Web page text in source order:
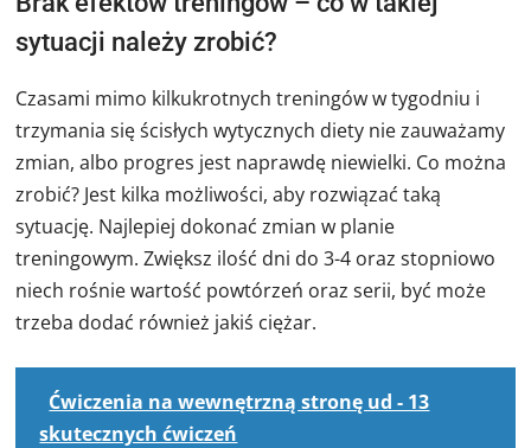
sytuacji należy zrobić?
Czasami mimo kilkukrotnych treningów w tygodniu i
trzymania się ścisłych wytycznych diety nie zauważamy
zmian, albo progres jest naprawdę niewielki. Co można
zrobić? Jest kilka możliwości, aby rozwiązać taką
sytuację. Najlepiej dokonać zmian w planie
treningowym. Zwiększ ilość dni do 3-4 oraz stopniowo
niech rośnie wartość powtórzeń oraz serii, być może
trzeba dodać również jakiś ciężar.
Ćwiczenia na wewnętrzną stronę ud - 13
skutecznych ćwiczeń